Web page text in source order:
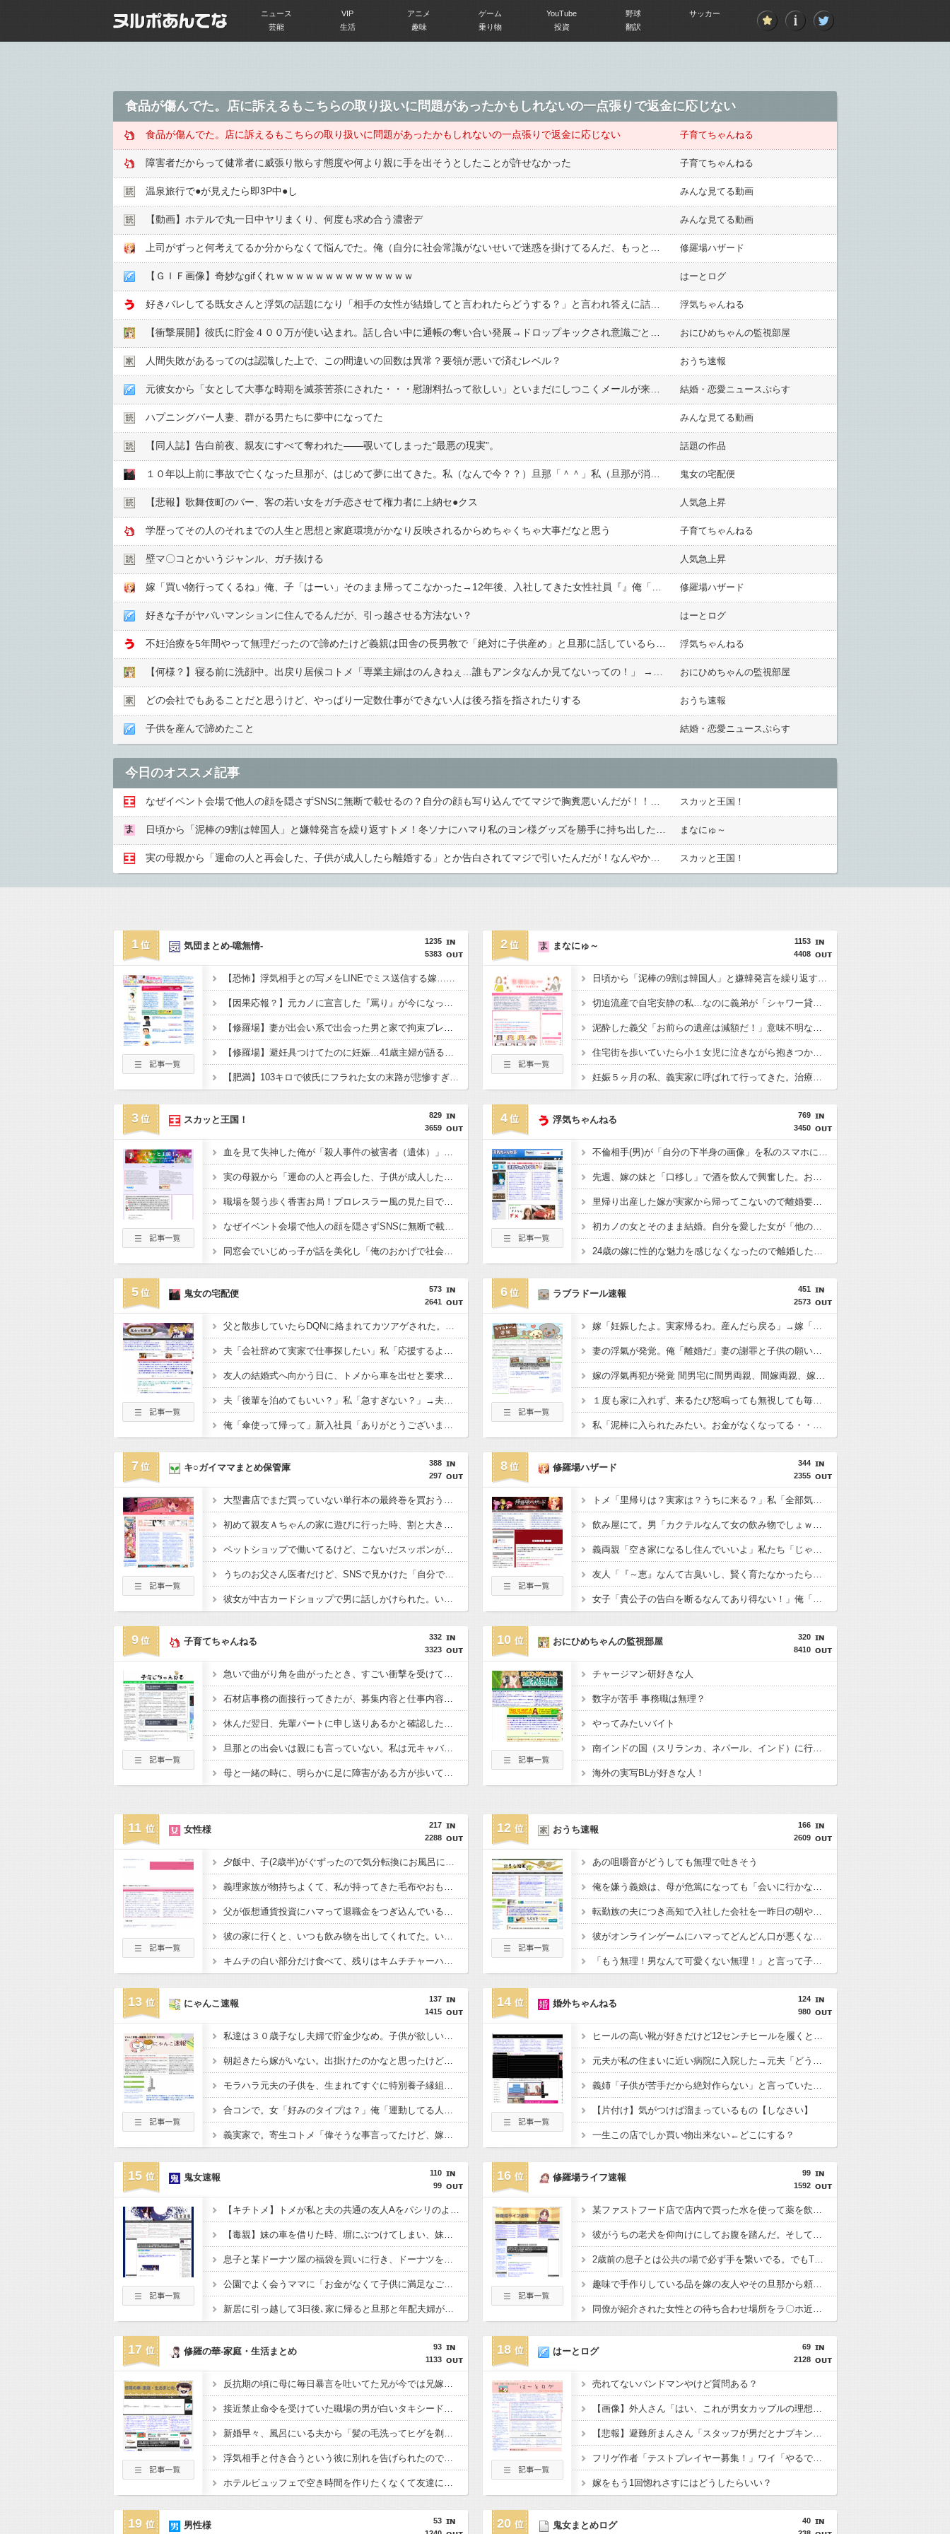
ニュース VIP アニメ ゲーム YouTube 野球
サッカー
芸能
生活 趣味 乗り物 投資 翻訳
食品が傷んでた。店に訴えるもこちらの取り扱いに問題があったかもしれないの一点張りで返金に応じない
食品が傷んでた。店に訴えるもこちらの取り扱いに問題があったかもしれないの一点張りで返金に応じない 子育てちゃんねる
障害者だからって健常者に威張り散らす態度や何より親に手を出そうとしたことが許せなかった 子育てちゃんねる
温泉旅行で●︎が見えたら即3P中●︎し みんな見てる動画
【動画】ホテルで丸一日中ヤリまくり、何度も求め合う濃密デ みんな見てる動画
修羅場ハザード
【ＧＩＦ画像】奇妙なgifくれｗｗｗｗｗｗｗｗｗｗｗｗｗｗ はーとログ
浮気ちゃんねる
おにひめちゃんの監視部屋
人間失敗があるってのは認識した上で、この間違いの回数は異常？要領が悪いで済むレベル？ おうち速報
結婚・恋愛ニュースぷらす
ハプニングバー人妻、群がる男たちに夢中になってた みんな見てる動画
【同人誌】告白前夜、親友にすべて奪われた――覗いてしまった“最悪の現実”。 話題の作品
鬼女の宅配便
【悲報】歌舞伎町のバー、客の若い女をガチ恋させて権力者に上納セ●︎クス 人気急上昇
学歴ってその人のそれまでの人生と思想と家庭環境がかなり反映されるからめちゃくちゃ大事だなと思う 子育てちゃんねる
壁マ〇コとかいうジャンル、ガチ抜ける 人気急上昇
修羅場ハザード
好きな子がヤバいマンションに住んでるんだが、引っ越させる方法ない？ はーとログ
浮気ちゃんねる
おにひめちゃんの監視部屋
どの会社でもあることだと思うけど、やっぱり一定数仕事ができない人は後ろ指を指されたりする おうち速報
子供を産んで諦めたこと 結婚・恋愛ニュースぷらす
今日のオススメ記事
スカッと王国！
まなにゅ～
スカッと王国！
1
1235
5383
気団まとめ-噫無情-
【恐怖】浮気相手との写メをLINEでミス送信する嫁…その後旦那が取った行動がこれｗｗｗｗ
【因果応報？】元カノに宣言した『罵り』が今になって跳ね返ってくるとはwwwww
【修羅場】妻が出会い系で出会った男と家で拘束プレイ中、帰宅してしまった娘が…
【修羅場】避妊具つけてたのに妊娠…41歳主婦が語る中絶の真実wwwww
【肥満】103キロで彼氏にフラれた女の末路が悲惨すぎるｗｗｗｗ
2
1153
4408
まなにゅ～
日頃から「泥棒の9割は韓国人」と嫌韓発言を繰り返すトメ！冬ソナにハマり私のヨン様グッズを勝手に持ち出したので、トメ自身の「あの自論」で撃退したったｗｗ←矛盾だらけのトメにブーメラン刺さりまくり
切迫流産で自宅安静の私…なのに義弟が「シャワー貸して」「泊めて」と嫌がらせレベルの連続突撃！夫経由で断ると私に直接LINEしてきて絶句←大人しく自宅の風呂に入れよ
泥酔した義父「お前らの遺産は減額だ！」意味不明なので問い詰めた私に義父が怒鳴り散らし、旦那と義実家が隠していた「衝撃の裏切り行為」が発覚ｗｗｗ←知らん間に200万払われてて草
住宅街を歩いていたら小１女児に泣きながら抱きつかれた。鍵っ子のピンチに付き添い30分…無事にお母さんが現れるも、後から襲ってきた「不審者扱いの恐怖」←親切心が裏目に出るかもしれない世の中怖すぎる
妊娠５ヶ月の私、義実家に呼ばれて行ってきた。治療を経て妊娠５ヶ月になった義妹を引き合いに出され、トメから放たれた「耳を疑う理不尽すぎる一言」に愕然←妊娠時期の操作とか超能力者かよ
3
829
3659
スカッと王国！
血を見て失神した俺が「殺人事件の被害者（遺体）」と勘違いされ現場が大パニックに！勇敢なおばちゃんとオジサン達の団結力と勘違い劇がこちらｗｗ
実の母親から「運命の人と再会した、子供が成人したら離婚する」とか告白されてマジで引いたんだが！なんやかんや理由つけて子供4人も作っておいて未成年の子供に言う話かよ！
職場を襲う歩く香害お局！プロレスラー風の見た目で自分を「〇〇ちゃん」呼び、部下を鬱病で何人も潰してお菓子賄賂でウハウハwｗｗ
なぜイベント会場で他人の顔を隠さずSNSに無断で載せるの？自分の顔も写り込んでてマジで胸糞悪いんだが！！食べ物の画像上げたほうがよっぽど有意義だわ
同窓会でいじめっ子が話を美化し「俺のおかげで社会で耐えられる体ができたろw」と調子に乗る←武道で体を鍛えた元被害者に詰め寄られて顔面蒼白で平謝りｗｗｗ
4
769
3450
浮気ちゃんねる
不倫相手(男)が「自分の下半身の画像」を私のスマホに送信してきた
先週、嫁の妹と「口移し」で酒を飲んで興奮した。おそらく男女の関係になる
里帰り出産した嫁が実家から帰ってこないので離婚要求。すると義父がブチギレた
初カノの女とそのまま結婚。自分を愛した女が「他の男に抱かれてた」事実を知った俺、辛すぎる
24歳の嫁に性的な魅力を感じなくなったので離婚したい件
5
573
2641
鬼女の宅配便
父と散歩していたらDQNに絡まれてカツアゲされた。でも父のまさかの行動で立場が一気に逆転して…
夫「会社辞めて実家で仕事探したい」私「応援するよ」→ところが退職届ではなく、まさかの書類を用意していて…
友人の結婚式へ向かう日に、トメから車を出せと要求された。断っただけなのに大騒ぎになってしまい…
夫「後輩を泊めてもいい？」私「急すぎない？」→夫婦喧嘩で家出したという話を聞いたものの、不安しかなくて…
俺「傘使って帰って」新入社員「ありがとうございます」→その後、目の前にベンツが止まってまさかの展開に…
6
451
2573
ラブラドール速報
嫁「妊娠したよ。実家帰るわ。産んだら戻る」→嫁「実家快適すぎｗもう戻りません」俺「転勤でそっち行くから一緒に住もう」嫁「は？離婚して！ほらさっさと紙書けや！」俺「はい」
妻の浮氣が発覚。俺「離婚だ」妻の謝罪と子供の願いに根負けして再構築し、２週間後にまた浮気。俺「今度こそ離婚だ」妻「離婚するなら飛び降りる！」俺「ご自由に＾＾」→結果
嫁の浮氣再犯が発覚 間男宅に間男両親、間嫁両親、嫁両親呼んで話し合い 一番怖かったのは間嫁父で包丁を2本持ってきて、間男両親と汚嫁両親それぞれの目の前に包丁突き刺し…
１度も家に入れず、来るたび怒鳴っても無視しても毎日のようにせっせと通ってきてた放置子だったが、あることをした途端にぱったり来なくなった。もっと早く知っていれば・・・！
私「泥棒に入られたみたい。お金がなくなってる・・・」ママ「昨日家に来た人に『警察に通報した』ってカマかけメールしてみたら？」私「警察には通報してある」するとママ大爆発！
7
388
297
キ○ガイママまとめ保管庫
大型書店でまだ買っていない単行本の最終巻を買おうとしたら最新刊が売り場になかった。
初めて親友Ａちゃんの家に遊びに行った時、割と大き目な飾り棚にみっちり人形が飾られてた。
ペットショップで働いてるけど、こないだスッポンが入荷した。
うちのお父さん医者だけど、SNSで見かけた「自分で施術した部分しか見てない医師」そっくり。
彼女が中古カードショップで男に話しかけられた。いきなり彼女の持ち歩いてたカードを品定めしだしたらしく…
8
344
2355
修羅場ハザード
トメ「里帰りは？実家は？うちに来る？」私「全部気遣ってくれてるのは分かるけど…」→善意だからこそ断れなくて…
飲み屋にて。男「カクテルなんて女の飲み物でしょｗ」マスター「その子、かなり飲めるよ？」→強気だった男の態度が一変して…
義両親「空き家になるし住んでいいよ」私たち「じゃあお言葉に甘えて…」→引っ越した途端、予想外の出来事が待っていて…
友人「『～恵』なんて古臭いし、賢く育たなかったらどうするの？」私「そこまで言う？」→娘の名前を否定されてモヤモヤが止まらず…
女子「貴公子の告白を断るなんてあり得ない！」俺「問題はそこじゃないだろ…」→いじめを止めるため動いた結果…
9
332
3323
子育てちゃんねる
急いで曲がり角を曲がったとき、すごい衝撃を受けてリアルに2ｍくらいふっとんだ
石材店事務の面接行ってきたが、募集内容と仕事内容が全然違った。接客と清掃、草取りとかが仕事ｗ
休んだ翌日、先輩パートに申し送りあるかと確認したらいきなりキレられた。このパートの性格悪くないか？
旦那との出会いは親にも言っていない。私は元キャバ嬢で旦那は元ボーイ
母と一緒の時に、明らかに足に障害がある方が歩いていた。母「なんであんな歩き方なの？ふざけてるの？」
10
320
8410
おにひめちゃんの監視部屋
チャージマン研好きな人
数字が苦手 事務職は無理？
やってみたいバイト
南インドの国（スリランカ、ネパール、インド）に行きたい
海外の実写BLが好きな人！
11
217
2288
女性様
夕飯中、子(2歳半)がぐずったので気分転換にお風呂に入れて出てきたら「皿を片付けてないでしょ！義祖母が洗ったんだけど！？なめてるの？バカにしてるの？」と言われた…
義理家族が物持ちよくて、私が持ってきた毛布やおもちゃを使おうとしても、いつも古いものを使わされてしまう。
父が仮想通貨投資にハマって退職金をつぎ込んでいる…なんとか止めさせたいのだが。
彼の家に行くと、いつも飲み物を出してくれてた。いつもコーヒーをお願いしてたんだけど、なんかそのコーヒーって妙な匂いがしてたんだよね…その原因を知ってドン…
キムチの白い部分だけ食べて、残りはキムチチャーハンにしてるんだけど、友達に「失礼だよ！」って怒られた
12
166
2609
おうち速報
あの咀嚼音がどうしても無理で吐きそう
俺を嫌う義娘は、母が危篤になっても「会いに行かない」と言った
転勤族の夫につき高知で入社した会社を一昨日の朝やめてきた。ヘンパイとかいつの時代だ気持ち悪い。
彼がオンラインゲームにハマってどんどん口が悪くなり気性も荒くなった
「もう無理！男なんて可愛くない無理！」と言って子供を置いて出て行った息子嫁
13
137
1415
にゃんこ速報
私達は３０歳子なし夫婦で貯金少なめ。子供が欲しいので貯金したいんだけど、旦那「ゆっくり貯めて子供つくればいい」←不妊の可能性もあるからそんな悠長なこと言ってられないのに。
朝起きたら嫁がいない。出掛けたのかなと思ったけど、服とか荷物もない。今日休みだから昼は近所のパスタ屋に行こうって話してたのに・・・。電話も出ない。どういうことだ？
モラハラ元夫の子供を、生まれてすぐに特別養子縁組で手放した。その時は一時の感傷にのまれて「子供が望めば会う」と言ってしまったけど、今は新しい家族が大事だから会いたくない。
合コンで。女「好みのタイプは？」俺「運動してる人」→女性陣からフルボッコ！女「身体しか見てないの？」「痩せてる女信仰の男って痛すぎ～」なんでここまで言われにゃならんのだ？
義実家で。寄生コトメ「偉そうな事言ってたけど、嫁子さんも結局パラサイトじゃんｗ」→夫が「嫁子は生活費を１０万入れてる」とフォロー。傍で聞いていたトメさんが・・・
14
124
980
婚外ちゃんねる
ヒールの高い靴が好きだけど12センチヒールを履くとなぜか変な男に絡まれるときがある
元夫が私の住まいに近い病院に入院した→元夫「どうにか週に1回か2回だけでもいいから助けて欲しい」と言われたので事情を聞きに元トメに連絡したら…
義姉「子供が苦手だから絶対作らない」と言っていたのに、私の妊娠が発覚すると嫌味ばかり言うようになった。義姉「あなたのお腹の子変かもね」
【片付け】気がつけば溜まっているもの【しなさい】
一生この店でしか買い物出来ない←どこにする？
15
110
99
鬼女速報
【キチトメ】トメが私と夫の共通の友人Aをパシリのように扱っていたことが発覚し・・・
【毒親】妹の車を借りた時、塀にぶつけてしまい、妹が凹んで泣きそうになっていたので…私「修理代出すね」母「そんなものいいから、お前の乗ってる車すぐに寄越せ！！」
息子と某ドーナツ屋の福袋を買いに行き、ドーナツを持って駐車場に向かって歩いていると…泥「２つもあるんだから貰ってあげる♪」と息子が持ってる袋を勢いよくひっぱり･･･
公園でよく会うママに「お金がなくて子供に満足なご飯を食べさせられない」と言われ、少しだけ買ってあげた。すると、それ以降要求が激しくなった→そして･･･
新居に引っ越して3日後､家に帰ると旦那と年配夫婦が談笑していた。挨拶すると…年配夫婦「三つ指ついてようこそおいでくださいました､というのが礼儀だろ」→そして…
16
99
1592
修羅場ライフ速報
某ファストフード店で店内で買った水を使って薬を飲んだら怒られた。「持ち込み禁止です！」と大きな声で…
彼がうちの老犬を仰向けにしてお腹を踏んだ。そして「俺が一番偉いってわかって、おとなしくしてるだろ」と…
2歳前の息子とは公共の場で必ず手を繋いでる。でもTDLで友人に「こういう場所くらい可哀想だから手をはなしてあげたら？」と言われ…
趣味で手作りしている品を嫁の友人やその旦那から頼まれる。でも相場の半額以下や原価割れの依頼が多くて…角の立たない断り方を知りたい。
同僚が紹介された女性との待ち合わせ場所をラ〇ホ近くのファミレスにした。それで女性が帰ると同僚は「中身を見てくれるか試すための行為」と正当化して…
17
93
1133
修羅の華-家庭・生活まとめ
反抗期の頃に母に毎日暴言を吐いてた兄が今では兄嫁に「うちの母を見習え！」と迫り、母に教育を頼んでる。
接近禁止命令を受けていた職場の男が白いタキシードで同僚の結婚式へ乱入した。警備員に取り押さえられる最中に拳銃を発砲して…
新婚早々、風呂にいる夫から「髪の毛洗ってヒゲを剃ってくれ」と言われた。自分でやるよう言ったら「母さんはやってくれたぞ！」と怒られ…
浮気相手と付き合うという彼に別れを告げられたので私にも好きな人がいると返した。その30分後、「俺に愛されるか、俺と付き合うだけの人生か！」と押しかけられて…
ホテルビュッフェで空き時間を作りたくなくて友達に蟹と海老を取ってきてと頼んだ。しかし「食べたいなら自分で行きなよ」と断られて…
18
69
2128
はーとログ
売れてないバンドマンやけど質問ある？
【画像】外人さん「はい、これが男女カップルの理想の身長差ね」
【悲報】避難所まんさん「スタッフが男だとナプキンとか下着とか取りにくいの！！」
フリゲ作者「テストプレイヤー募集！」ワイ「やるで～」
嫁をもう1回惚れさすにはどうしたらいい？
19
53
男性様 20
40
鬼女まとめログ